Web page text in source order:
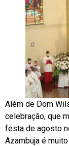
Além de Dom
celebração, que
festa de agosto
Azambuja é